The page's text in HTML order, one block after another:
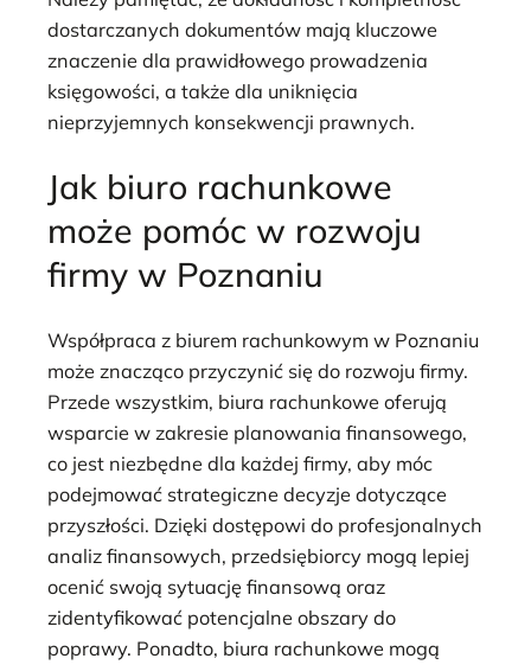
dostarczanych dokumentów mają kluczowe
znaczenie dla prawidłowego prowadzenia
księgowości, a także dla uniknięcia
nieprzyjemnych konsekwencji prawnych.
Jak biuro rachunkowe
może pomóc w rozwoju
firmy w Poznaniu
Współpraca z biurem rachunkowym w Poznaniu
może znacząco przyczynić się do rozwoju firmy.
Przede wszystkim, biura rachunkowe oferują
wsparcie w zakresie planowania finansowego,
co jest niezbędne dla każdej firmy, aby móc
podejmować strategiczne decyzje dotyczące
przyszłości. Dzięki dostępowi do profesjonalnych
analiz finansowych, przedsiębiorcy mogą lepiej
ocenić swoją sytuację finansową oraz
zidentyfikować potencjalne obszary do
poprawy. Ponadto, biura rachunkowe mogą